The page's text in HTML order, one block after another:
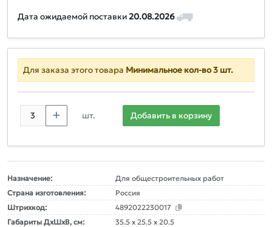
Дата ожидаемой поставки20.08.2026
Для заказа этого товара Минимальное кол-во 3 шт.
шт. Добавить в корзину
Назначение:
Для общестроительных работ
Страна изготовления:
Россия
Штрихкод:
4892022230017
Габариты ДxШxВ, см:
35.5 x 25.5 x 20.5